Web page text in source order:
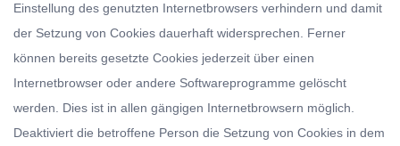
Einstellung des genutzten Internetbrowsers verhindern und damit
der Setzung von Cookies dauerhaft widersprechen. Ferner
können bereits gesetzte Cookies jederzeit über einen
Internetbrowser oder andere Softwareprogramme gelöscht
werden. Dies ist in allen gängigen Internetbrowsern möglich.
Deaktiviert die betroffene Person die Setzung von Cookies in dem